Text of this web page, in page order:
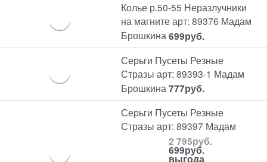
Колье р.50-55 Неразлучники
на магните арт: 89376 Мадам
Брошкина699руб.
Серьги Пусеты Резные
Стразы арт: 89393-1 Мадам
Брошкина 777руб.
Серьги Пусеты Резные
Стразы арт: 89397 Мадам
2 795руб.
699руб.
выгода